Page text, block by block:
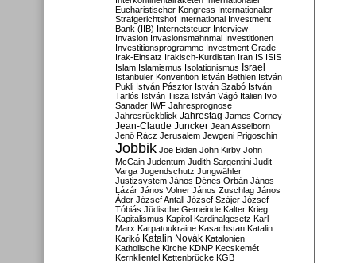
Eucharistischer Kongress Internationaler
Strafgerichtshof International Investment
Bank (IIB) Internetsteuer Interview
Invasion Invasionsmahnmal Investitionen
Investitionsprogramme Investment Grade
Irak-Einsatz Irakisch-Kurdistan Iran IS ISIS
Islam Islamismus Isolationismus Israel
Istanbuler Konvention István Bethlen István
Pukli István Pásztor István Szabó István
Tarlós István Tisza István Vágó Italien Ivo
Sanader IWF Jahresprognose
Jahresrückblick Jahrestag James Corney
Jean-Claude Juncker Jean Asselborn
Jenő Rácz Jerusalem Jewgeni Prigoschin
Jobbik Joe Biden John Kirby John
McCain Judentum Judith Sargentini Judit
Varga Jugendschutz Jungwähler
Justizsystem János Dénes Orbán János
Lázár János Volner János Zuschlag János
Áder József Antall József Szájer József
Tóbiás Jüdische Gemeinde Kalter Krieg
Kapitalismus Kapitol Kardinalgesetz Karl
Marx Karpatoukraine Kasachstan Katalin
Karikó Katalin Novák Katalonien
Katholische Kirche KDNP Kecskemét
Kernklientel Kettenbrücke KGB